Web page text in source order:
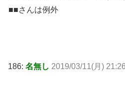
■■さんは例外
186: 名無し 2019/03/11(月)